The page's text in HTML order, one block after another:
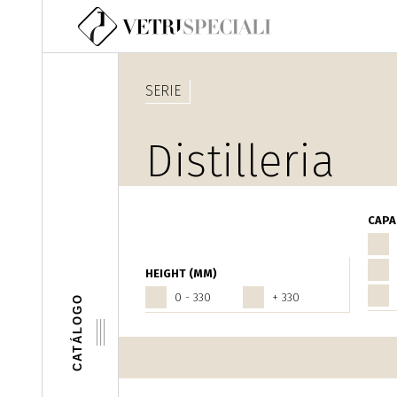
Pasar al contenido principal
CATÁLOGO
HEIGHT (MM)
0 - 330
+ 330
SERIE
Distilleria
Home